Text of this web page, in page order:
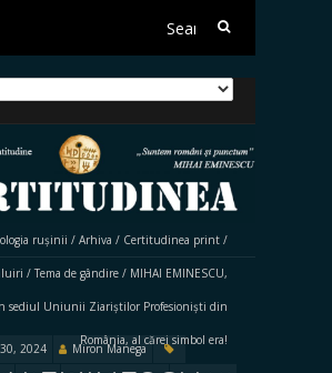
Search
rușinii / Arhiva / Certitudinea print /
/ Tema de gândire / MIHAI EMINESCU,
sediul Uniunii Ziariștilor Profesioniști din
România, al cărei simbol era!
2024
Miron Manega